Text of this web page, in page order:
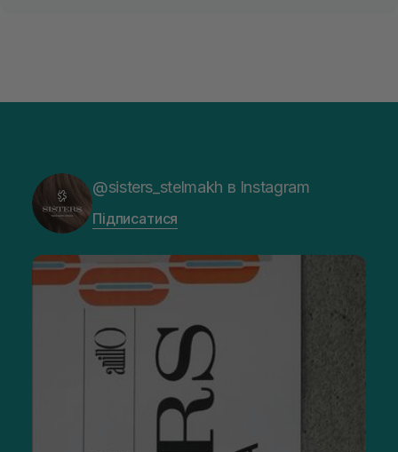
@sisters_stelmakh в Instagram
Підписатися